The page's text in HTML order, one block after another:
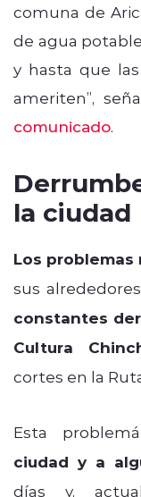
comuna de
de agua
y hasta que
ameriten”,
comunicado.
la ciudad
Los
sus
constantes
Cultura
cortes en la
Esta
ciudad y a
días y,